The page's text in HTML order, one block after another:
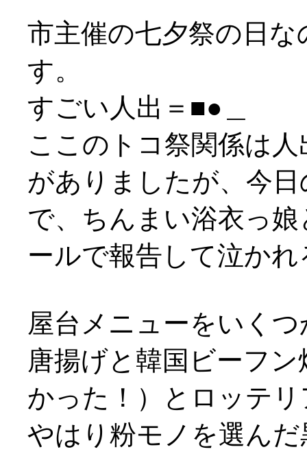
市主催の七夕祭の日
す。
すごい人出＝■●＿
ここのトコ祭関係は
がありましたが、今
で、ちんまい浴衣っ
ールで報告して泣かれ
屋台メニューをいく
唐揚げと韓国ビーフ
かった！）とロッテ
やはり粉モノを選ん